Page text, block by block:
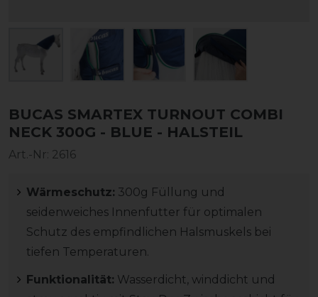
BUCAS SMARTEX TURNOUT COMBI
NECK 300G - BLUE - HALSTEIL
Art.-Nr: 2616
Wärmeschutz: 300g Füllung und
seidenweiches Innenfutter für optimalen
Schutz des empfindlichen Halsmuskels bei
tiefen Temperaturen.
Funktionalität: Wasserdicht, winddicht und